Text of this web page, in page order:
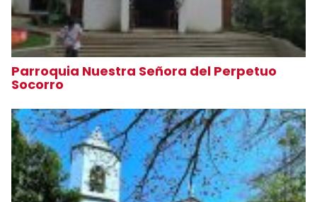
Parroquia Nuestra Señora del Perpetuo
Socorro